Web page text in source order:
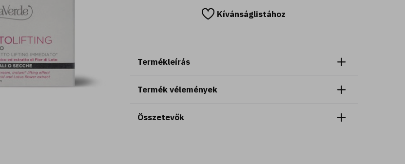
Kívánságlistához
Termékleírás
Termék vélemények
Összetevők